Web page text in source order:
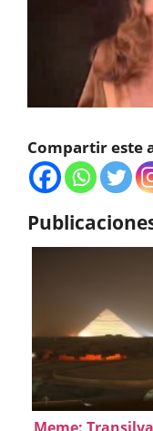
Compartir este